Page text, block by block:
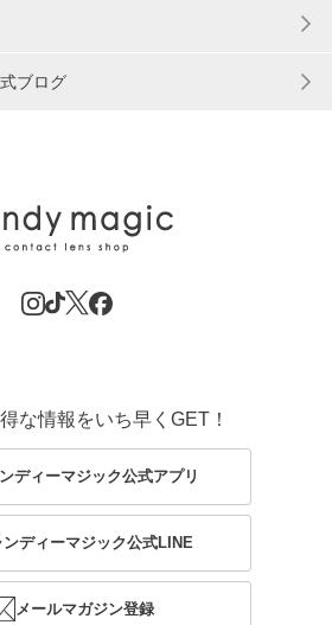
ブログ
な情報をいち早くGET！
ディーマジック公式アプリ
ンディーマジック公式LINE
メールマガジン登録